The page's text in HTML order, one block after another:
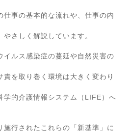
仕事の基本的な流れや、仕事の内
さしく解説しています。
イルス感染症の蔓延や自然災害の
を取り巻く環境は大きく変わり
学的介護情報システム（LIFE）へ
行されたこれらの「新基準」に